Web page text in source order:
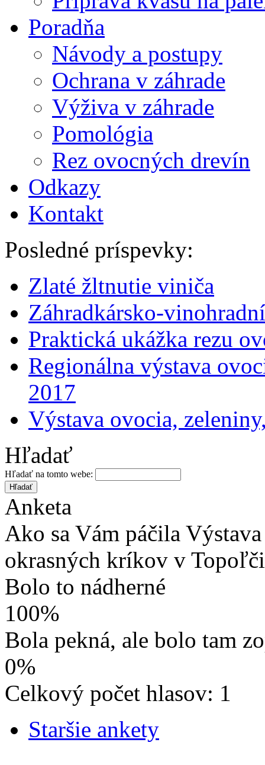
Poradňa
Návody a postupy
Ochrana v záhrade
Výživa v záhrade
Pomológia
Rez ovocných drevín
Odkazy
Kontakt
Posledné príspevky:
Zlaté žltnutie viniča
Záhradkársko-
Praktická ukážka rezu
Regionálna výstava
2017
Výstava ovocia,
Hľadať
Hľadať na tomto webe:
Anketa
Ako sa Vám páčila
okrasných kríkov v
Bolo to nádherné
100%
Bola pekná, ale bolo tam
0%
Celkový počet hlasov: 1
Staršie ankety